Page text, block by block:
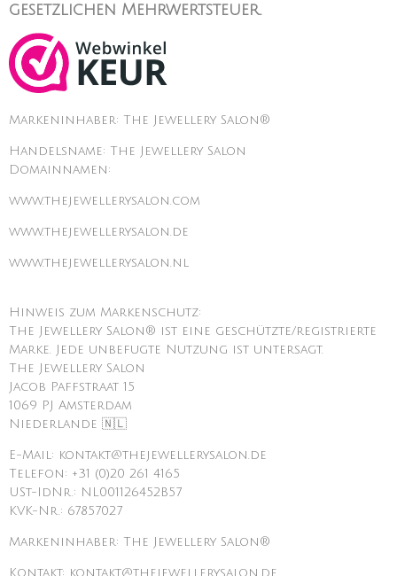
gesetzlichen Mehrwertsteuer.
Markeninhaber: The Jewellery Salon®
Handelsname: The Jewellery Salon
Domainnamen:
www.thejewellerysalon.com
www.thejewellerysalon.de
www.thejewellerysalon.nl
Hinweis zum Markenschutz:
The Jewellery Salon® ist eine geschützte/registrierte
Marke. Jede unbefugte Nutzung ist untersagt.
The Jewellery Salon
Jacob Paffstraat 15
1069 PJ Amsterdam
Niederlande 🇳🇱
E-Mail: kontakt@thejewellerysalon.de
Telefon: +31 (0)20 261 4165
USt-IdNr.: NL001126452B57
KVK-Nr.: 67857027
Markeninhaber: The Jewellery Salon®
Kontakt: kontakt@thejewellerysalon.de